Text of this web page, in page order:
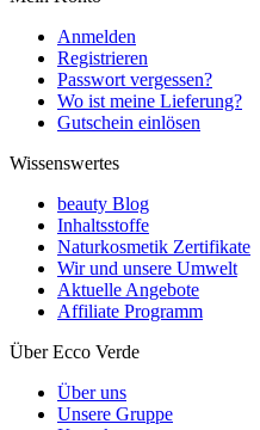
Anmelden
Registrieren
Passwort vergessen?
Wo ist meine Lieferung?
Gutschein einlösen
Wissenswertes
beauty Blog
Inhaltsstoffe
Naturkosmetik Zertifikate
Wir und unsere Umwelt
Aktuelle Angebote
Affiliate Programm
Über Ecco Verde
Über uns
Unsere Gruppe